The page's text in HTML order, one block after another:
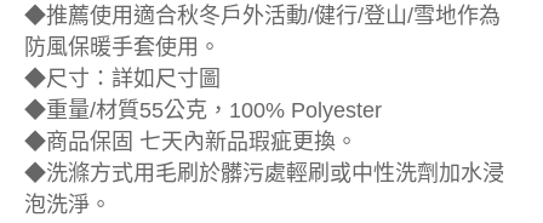
◆推薦使用適合秋冬戶外活動/健行/登山/雪地作為
防風保暖手套使用。
◆尺寸：詳如尺寸圖
◆重量/材質55公克，100% Polyester
◆商品保固 七天內新品瑕疵更換。
◆洗滌方式用毛刷於髒污處輕刷或中性洗劑加水浸
泡洗淨。